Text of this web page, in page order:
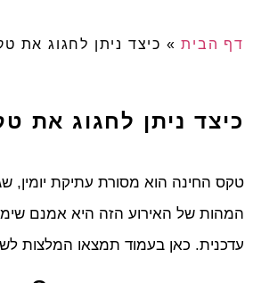
דף הבית» כיצד ניתן לחגוג את
כיצד ניתן לחגוג את
טקס החינה הוא מסורת עתיקת יומין,
המהות של האירוע הזה היא אמנם
עדכנית. כאן בעמוד תמצאו המלצות